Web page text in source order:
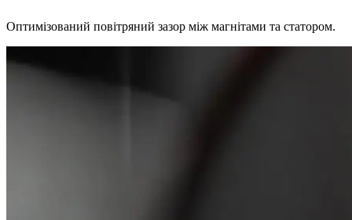
Оптимізований повітряний зазор між магнітами та статором.